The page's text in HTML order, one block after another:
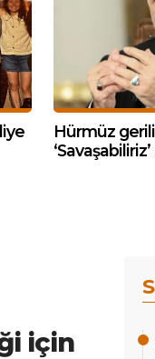
Hürmüz
için